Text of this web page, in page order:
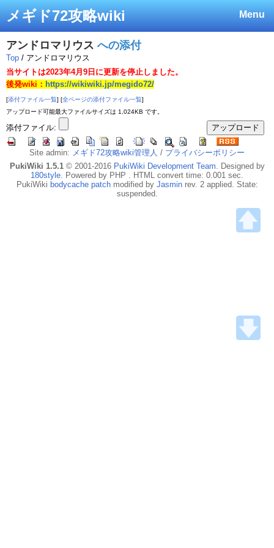
Menu
メギド72攻略wiki
アンドロマリウス への添付
Top / アンドロマリウス
当サイトは2023年4月9日に更新を停止しました。
後発wiki： https://wikiwiki.jp/megido72/
[添付ファイル一覧] [全ページの添付ファイル一覧]
アップロード可能最大ファイルサイズは 1,024KB です。
添付ファイル:
Site admin: メギド72攻略wiki管理人 / プライバシーポリシー
PukiWiki 1.5.1© 2001-2016 PukiWiki Development Team. Designed by
180style. Powered by PHP . HTML convert time: 0.001 sec.
PukiWiki bodycache patchmodified by Jasminrev. 2 applied. State:
suspended.